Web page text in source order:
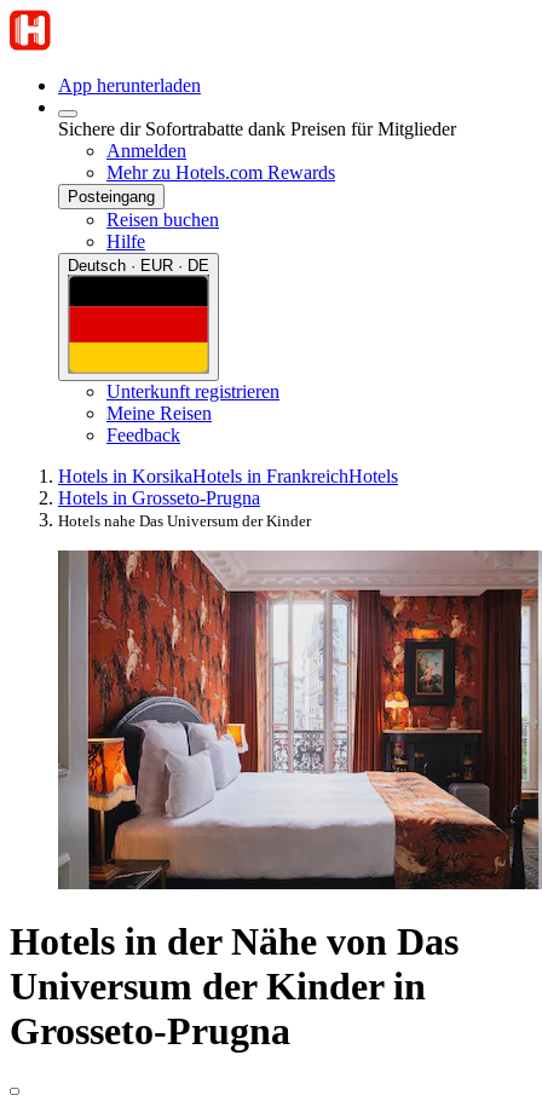
App herunterladen
Sichere dir Sofortrabatte dank Preisen für Mitglieder
Anmelden
Mehr zu Hotels.com Rewards
Posteingang
Reisen buchen
Hilfe
Deutsch · EUR · DE
Unterkunft registrieren
Meine Reisen
Feedback
Hotels in KorsikaHotels in FrankreichHotels
Hotels in Grosseto-Prugna
Hotels nahe Das Universum der Kinder
Hotels in der Nähe von Das
Universum der Kinder in
Grosseto-Prugna